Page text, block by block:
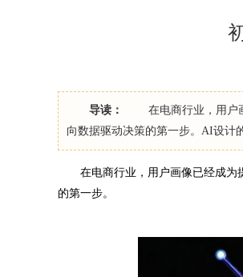
导读：
在电商行业，用户画
向数据驱动决策的第一步。AI设
在电商行业，用户画像已经成为提
的第一步。